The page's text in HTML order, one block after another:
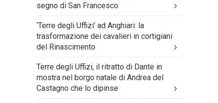
segno di San Francesco
‘Terre degli Uffizi’ ad Anghiari: la
trasformazione dei cavalieri in cortigiani
del Rinascimento
Terre degli Uffizi, il ritratto di Dante in
mostra nel borgo natale di Andrea del
Castagno che lo dipinse